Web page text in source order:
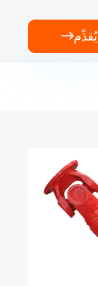
يُقدِّم